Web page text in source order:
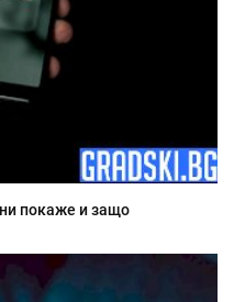
покаже и защо